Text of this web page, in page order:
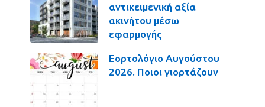
αντικειμενική αξία
ακινήτου μέσω
εφαρμογής
Εορτολόγιο Αυγούστου
2026. Ποιοι γιορτάζουν